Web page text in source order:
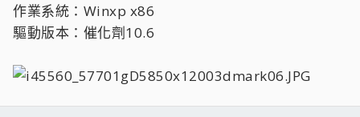
作業系統：Winxp x86
驅動版本：催化劑10.6